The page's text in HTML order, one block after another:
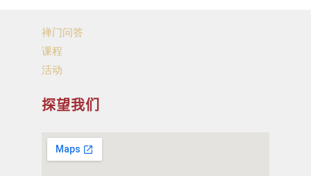
禅门问答
课程
活动
探望我们